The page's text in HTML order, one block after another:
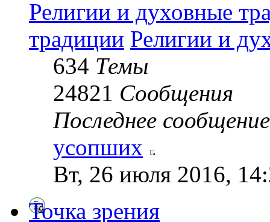
Религии и духовные
традиции Религии и
634 Темы
24821 Сообщения
Последнее сообщение
усопших
Вт, 26 июля 2016,
Точка зрения